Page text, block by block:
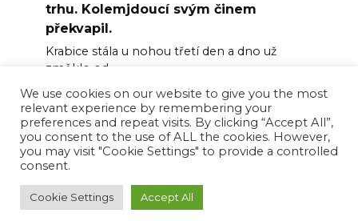
trhu. Kolemjdoucí svým činem
překvapil.
Krabice stála u nohou třetí den a dno už
změklo od
0 6
© 2026 Happy News Feed
We use cookies on our website to give you the most
relevant experience by remembering your
preferences and repeat visits. By clicking “Accept All”,
you consent to the use of ALL the cookies. However,
you may visit "Cookie Settings" to provide a controlled
consent.
Cookie Settings Accept All